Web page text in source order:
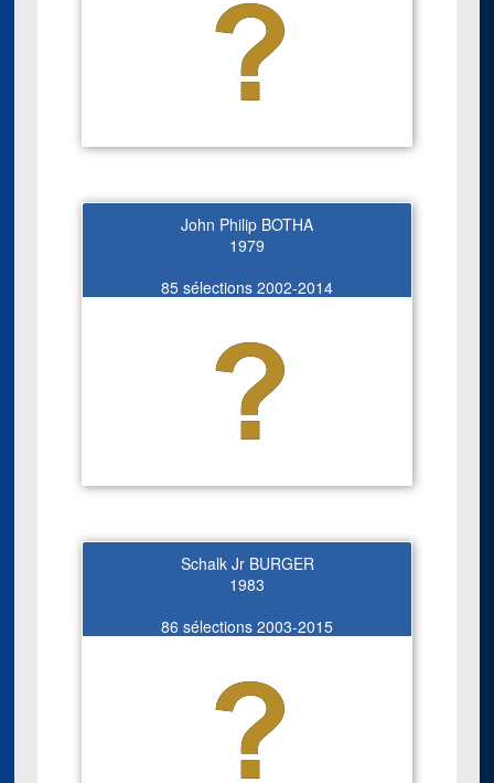
John Philip BOTHA
1979
85 sélections 2002-2014
Schalk Jr BURGER
1983
86 sélections 2003-2015